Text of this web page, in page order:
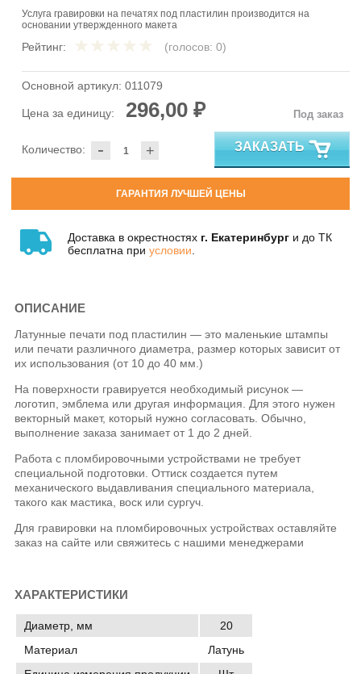
Услуга гравировки на печатях под пластилин производится на
основании утвержденного макета
Рейтинг: (голосов: 0)
Основной артикул: 011079
Цена за единицу: 296,00 ₽
- +
Количество:
Под заказ
ЗАКАЗАТЬ
ГАРАНТИЯ ЛУЧШЕЙ ЦЕНЫ
Доставка в окрестностях г. Екатеринбург и до ТК
бесплатна при условии
ОПИСАНИЕ
Латунные печати под пластилин — это маленькие штампы
или печати различного диаметра, размер которых зависит от
их использования (от 10 до 40 мм.)
На поверхности гравируется необходимый рисунок —
логотип, эмблема или другая информация. Для этого нужен
векторный макет, который нужно согласовать. Обычно,
выполнение заказа занимает от 1 до 2 дней.
Работа с пломбировочными устройствами не требует
специальной подготовки. Оттиск создается путем
механического выдавливания специального материала,
такого как мастика, воск или сургуч.
Для гравировки на пломбировочных устройствах оставляйте
заказ на сайте или свяжитесь с нашими менеджерами
ХАРАКТЕРИСТИКИ
Диаметр, мм
20
Материал
Латунь